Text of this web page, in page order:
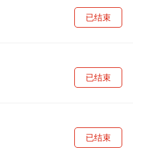
已结束
已结束
已结束